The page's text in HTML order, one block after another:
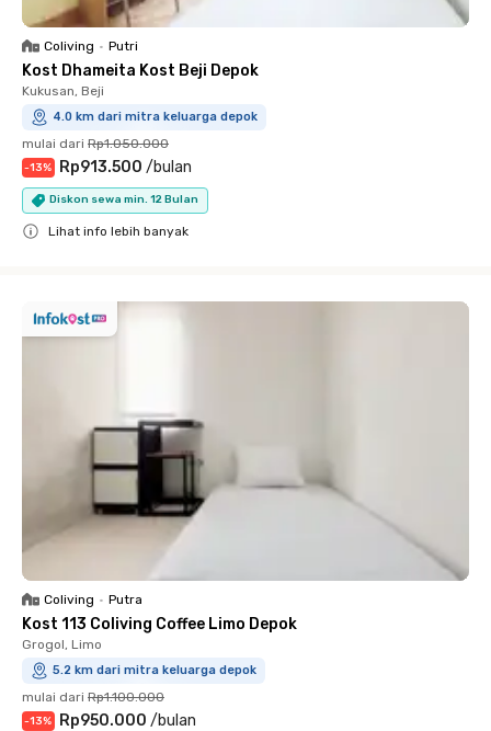
Coliving • Putri
Kost Dhameita Kost Beji Depok
Kukusan, Beji
4.0 km dari mitra keluarga depok
mulai dari Rp1.050.000
-13% Rp913.500 /bulan
Diskon sewa min. 12 Bulan
Lihat info lebih banyak
Coliving • Putra
Kost 113 Coliving Coffee Limo Depok
Grogol, Limo
5.2 km dari mitra keluarga depok
mulai dari Rp1.100.000
-13% Rp950.000 /bulan